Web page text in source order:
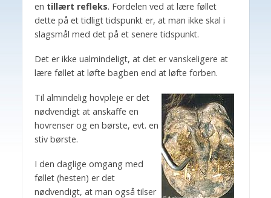
en tillært refleks. Fordelen ved at lære føllet
dette på et tidligt tidspunkt er, at man ikke skal i
slagsmål med det på et senere tidspunkt.
Det er ikke ualmindeligt, at det er vanskeligere at
lære føllet at løfte bagben end at løfte forben.
Til almindelig hovpleje er det
nødvendigt at anskaffe en
hovrenser og en børste, evt. en
stiv børste.
I den daglige omgang med
føllet (hesten) er det
nødvendigt, at man også tilser